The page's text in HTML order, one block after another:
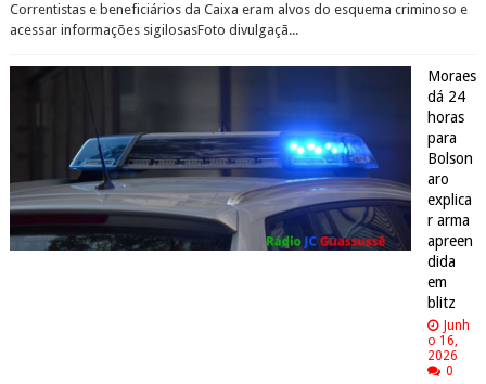
Correntistas e beneficiários da Caixa eram alvos do esquema criminoso e
acessar informações sigilosasFoto divulgaçã...
Moraes
dá 24
horas
para
Bolson
aro
explica
r arma
apreen
dida
em
blitz
Junh
o 16,
2026
0